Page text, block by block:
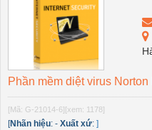
Phần mềm diệt virus
[Mã: G-21014-6][xem: 1178]
[Nhãn hiệu: - Xuất xứ: ]